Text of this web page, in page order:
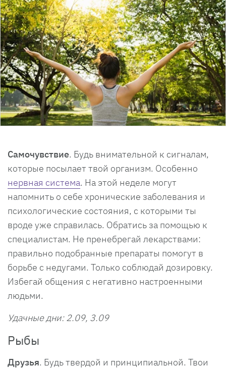
Самочувствие. Будь внимательной к сигналам,
которые посылает твой организм. Особенно
нервная система. На этой неделе могут
напомнить о себе хронические заболевания и
психологические состояния, с которыми ты
вроде уже справилась. Обратись за помощью к
специалистам. Не пренебрегай лекарствами:
правильно подобранные препараты помогут в
борьбе с недугами. Только соблюдай дозировку.
Избегай общения с негативно настроенными
людьми.
Удачные дни: 2.09, 3.09
Рыбы
Друзья. Будь твердой и принципиальной. Твои